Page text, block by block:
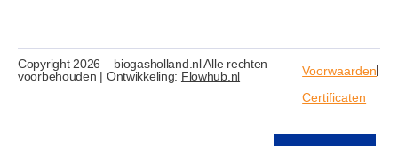
Copyright 2026 – biogasholland.nl Alle rechten
voorbehouden | Ontwikkeling: Flowhub.nl
Voorwaarden
Certificaten